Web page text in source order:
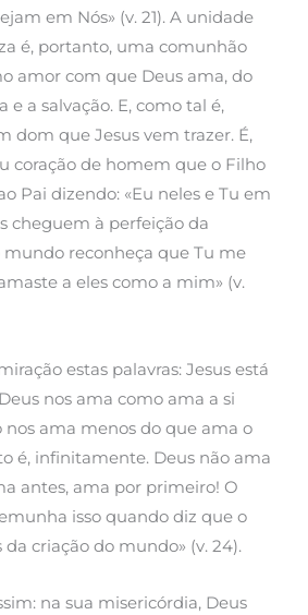
em Nós» (v. 21). A unidade
é, portanto, uma comunhão
amor com que Deus ama, do
e a salvação. E, como tal é,
dom que Jesus vem trazer. É,
coração de homem que o Filho
Pai dizendo: «Eu neles e Tu em
cheguem à perfeição da
mundo reconheça que Tu me
a eles como a mim» (v.
estas palavras: Jesus está
nos ama como ama a si
nos ama menos do que ama o
é, infinitamente. Deus não ama
antes, ama por primeiro! O
isso quando diz que o
criação do mundo» (v. 24).
na sua misericórdia, Deus